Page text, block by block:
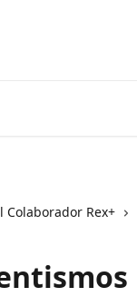
Colaborador Rex+